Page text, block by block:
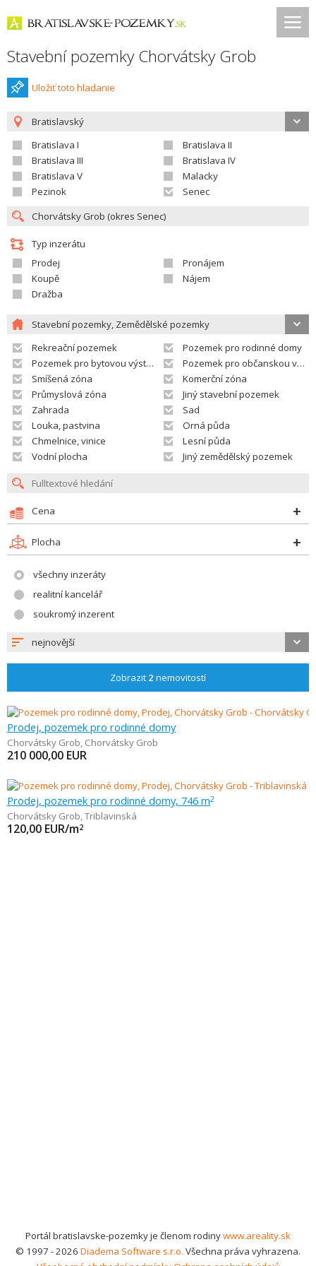
Stavební pozemky Chorvátsky Grob
Uložiť toto hladanie
Bratislavský
Bratislava I
Bratislava II
Bratislava III
Bratislava IV
Bratislava V
Malacky
Pezinok
Senec
Typ inzerátu
Prodej
Pronájem
Koupě
Nájem
Dražba
Stavební pozemky, Zemědělské pozemky
Rekreační pozemek
Pozemek pro rodinné domy
Pozemek pro bytovou výstavbu
Pozemek pro občanskou vybavenost
Smíšená zóna
Komerční zóna
Průmyslová zóna
Jiný stavební pozemek
Zahrada
Sad
Louka, pastvina
Orná půda
Chmelnice, vinice
Lesní půda
Vodní plocha
Jiný zemědělský pozemek
Cena
Plocha
všechny inzeráty
realitní kancelář
soukromý inzerent
nejnovější
Zobrazit 2 nemovitostí
Prodej, pozemek pro rodinné domy
Chorvátsky Grob, Chorvátsky Grob
210 000,00 EUR
Prodej, pozemek pro rodinné domy, 746 m2
Chorvátsky Grob,Triblavinská
120,00 EUR/m2
Portál bratislavske-pozemky je členom rodinywww.areality.sk
© 1997 - 2026 Diadema Software s.r.o. Všechna práva vyhrazena.